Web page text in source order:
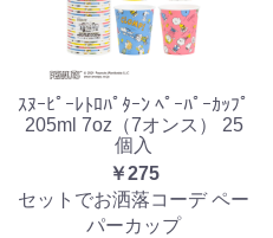
ｽﾇｰﾋﾟｰﾚﾄﾛﾊﾟﾀｰﾝ ﾍﾟｰﾊﾟｰｶｯﾌﾟ
205ml 7oz（7オンス） 25
個入
￥275
セットでお洒落コーデ ペー
パーカップ